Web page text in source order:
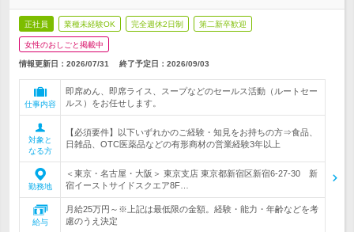
正社員 業種未経験OK 完全週休2日制 第二新卒歓迎
女性のおしごと掲載中
情報更新日：2026/07/31 終了予定日： 2026/09/03
仕事内容
即席めん、即席ライス、スープなどのセールス活動（ルートセー
ルス）をお任せします。
対象と
なる方
【必須要件】以下いずれかのご経験・知見をお持ちの方⇒食品、
日雑品、OTC医薬品などの有形商材の営業経験3年以上
勤務地
＜東京・名古屋・大阪＞ 東京支店 東京都新宿区新宿6-27-30 新
宿イーストサイドスクエア8F…
給与
月給25万円～※上記は最低限の金額。経験・能力・年齢などを考
慮のうえ決定